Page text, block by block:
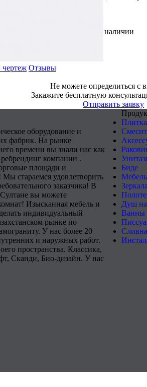
В наличии
чертеж Отзывы
Не можете определиться с
Закажите бесплатную
Отправить заявку
оборудование и
фабрик. На рынке
времени вы знали нас как
компании .
площади и
стараемся удовлетворить
заказчика! В
вы можете
Изысканная мебель и
индивидуальный
рынке по
У нас более 20
и наружных работ.
пространства. Классика,
Сканди, Био-дизайн. У нас
Плитка
Биде
Мебель
Зеркала
Душ
Ванны